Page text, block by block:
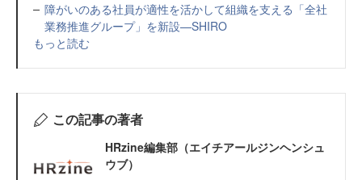
障がいのある社員が適性を活かして組織を支える「全社
業務推進グループ」を新設—SHIRO
もっと読む
この記事の著者
HRzine編集部（エイチアールジンヘンシュ
ウブ）